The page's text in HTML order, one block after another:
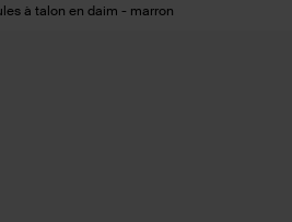
à talon en daim - marron